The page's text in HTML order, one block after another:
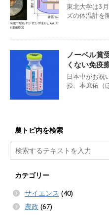
東北大学は3
ズの体温計を
ノーベル賞
くない免疫
日本中がお祝
授、本庶佑（
農トピ内を検索
カテゴリー
サイエンス (40)
農政 (67)